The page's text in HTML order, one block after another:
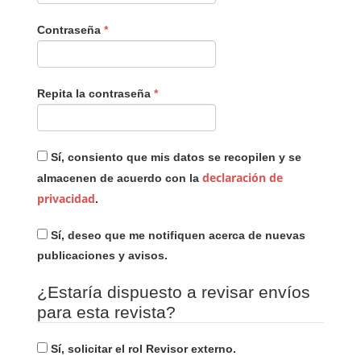
Contraseña*Obligatorio
Repita la contraseña*Obligatorio
Sí, consiento que mis datos se recopilen y se
almacenen de acuerdo con ladeclaración de
privacidad.
Sí, deseo que me notifiquen acerca de nuevas
publicaciones y avisos.
¿Estaría dispuesto a revisar envíos
para esta revista?
Sí, solicitar el rol Revisor externo.